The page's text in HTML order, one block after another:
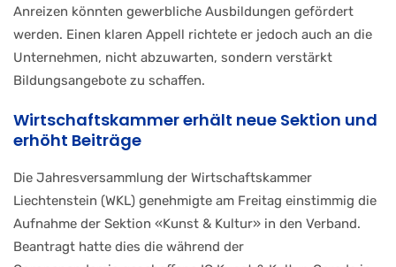
Anreizen könnten gewerbliche Ausbildungen gefördert
werden. Einen klaren Appell richtete er jedoch auch an die
Unternehmen, nicht abzuwarten, sondern verstärkt
Bildungsangebote zu schaffen.
Wirtschaftskammer erhält neue Sektion und
erhöht Beiträge
Die Jahresversammlung der Wirtschaftskammer
Liechtenstein (WKL) genehmigte am Freitag einstimmig die
Aufnahme der Sektion «Kunst & Kultur» in den Verband.
Beantragt hatte dies die während der